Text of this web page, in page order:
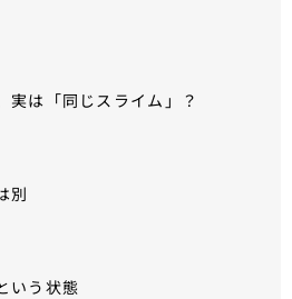
実は「同じスライム」？
別
いう状態